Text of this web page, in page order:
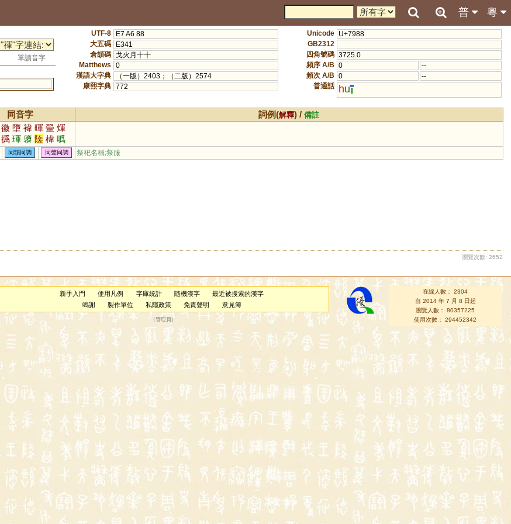
粵
普
單讀音字
UTF-8
E7 A6 88
大五碼
E341
倉頡碼 戈火月十十
Matthews
0
漢語大字典
（一版）2403；（二版）2574
康熙字典 772
Unicode U+7988
GB2312
四角號碼 3725.0
頻序 A/B 0
--
頻次 A/B 0
--
普通話 hu
同音字 詞例(解釋) /備註
徽 墮 褘 暉 翬 煇
撝 琿 隳 隓 椲 噅
墯同韻同調 同聲同調 祭祀名稱;祭服
瀏覽次數: 2652
新手入門 使用凡例 字庫統計 隨機漢字
最近被搜索的漢字
鳴謝
製作單位 私隱政策 免責聲明 意見簿
（管理員 ）
在線人數： 2304
自 2014 年 7 月 8 日起
瀏覽人數： 80357225
使用次數： 294452342